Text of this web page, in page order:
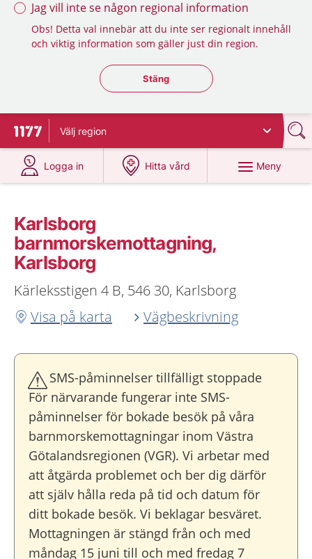
Jag vill inte se någon regional information
Obs! Detta val innebär att du inte ser regionalt innehåll
och viktig information som gäller just din region.
Stäng regionsväljaren
Stäng
Till startsidan för 1177
Välj region
Logga in
på 1177.se
Hitta vård
på 1177.se
Meny
Karlsborg
barnmorskemottagning,
Karlsborg
Kärleksstigen 4 B, 546 30, Karlsborg
Visa på karta
Vägbeskrivning
SMS-påminnelser tillfälligt stoppade
För närvarande fungerar inte SMS-
påminnelser för bokade besök på våra
barnmorskemottagningar inom Västra
Götalandsregionen (VGR). Vi arbetar med
att åtgärda problemet och ber dig därför
att själv hålla reda på tid och datum för
ditt bokade besök. Vi beklagar besväret.
Mottagningen är stängd från och med
måndag 15 juni till och med fredag 7